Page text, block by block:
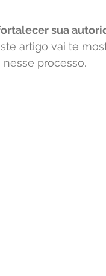
sua
artigo vai te
processo.